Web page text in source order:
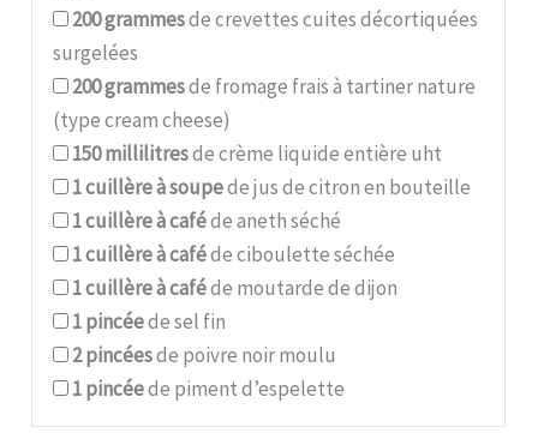
200grammesde crevettes cuites décortiquées
surgelées
200grammesde fromage frais à tartiner nature
(type cream cheese)
150millilitresde crème liquide entière uht
1cuillère à soupede jus de citron en bouteille
1cuillère à caféde aneth séché
1cuillère à caféde ciboulette séchée
1cuillère à caféde moutarde de dijon
1pincéede sel fin
2pincéesde poivre noir moulu
1pincéede piment d’espelette